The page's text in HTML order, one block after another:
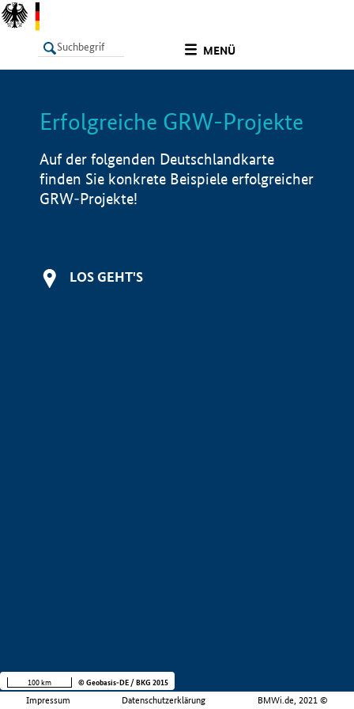
MENÜ
LISTE Info
Erfolgreiche GRW-Projekte
Auf der folgenden Deutschlandkarte
finden Sie konkrete Beispiele erfolgreicher
GRW-Projekte!
LOS GEHT'S
Impressum Datenschutzerklärung BMWi.de, 2021 ©
100 km © Geobasis-DE / BKG 2015